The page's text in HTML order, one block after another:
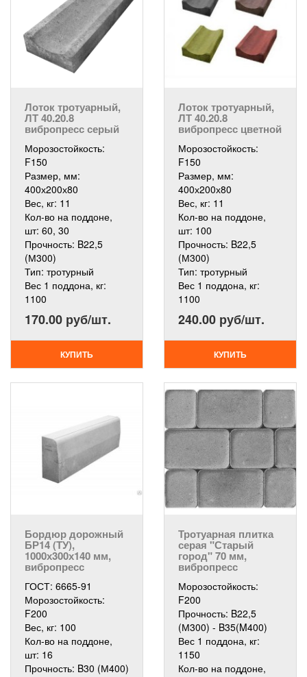
Лоток тротуарный,
ЛТ 40.20.8
вибропресс серый
Морозостойкость:
F150
Размер, мм:
400х200х80
Вес, кг: 11
Кол-во на поддоне,
шт: 60, 30
Прочность: B22,5
(М300)
Тип: тротурный
Вес 1 поддона, кг:
1100
170.00 руб/шт.
КУПИТЬ
Лоток тротуарный,
ЛТ 40.20.8
вибропресс цветной
Морозостойкость:
F150
Размер, мм:
400х200х80
Вес, кг: 11
Кол-во на поддоне,
шт: 100
Прочность: B22,5
(М300)
Тип: тротурный
Вес 1 поддона, кг:
1100
240.00 руб/шт.
КУПИТЬ
Бордюр дорожный
БР14 (ТУ),
1000х300х140 мм,
вибропресс
ГОСТ: 6665-91
Морозостойкость:
F200
Вес, кг: 100
Кол-во на поддоне,
шт: 16
Прочность: B30 (М400)
Тротуарная плитка
серая "Старый
город" 70 мм,
вибропресс
Морозостойкость:
F200
Прочность: B22,5
(М300) - B35(M400)
Вес 1 поддона, кг:
1150
Кол-во на поддоне,